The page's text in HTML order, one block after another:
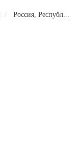
Россия, Республ...